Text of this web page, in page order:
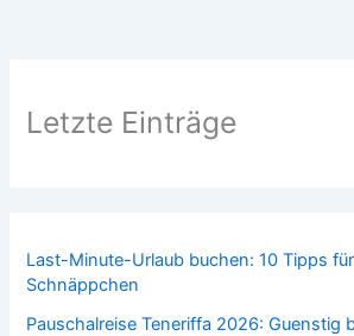
Letzte Einträge
Last-Minute-Urlaub buchen: 10 Tipps
Schnäppchen
Pauschalreise Teneriffa 2026: Guenstig